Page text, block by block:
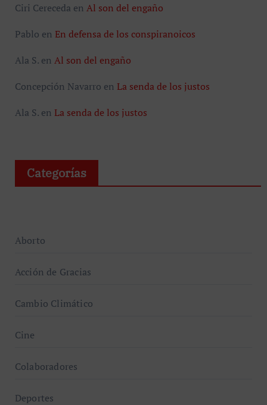
Ciri Cereceda en Al son del engaño
Pablo en En defensa de los conspiranoicos
Ala S.en Al son del engaño
Concepción Navarro en La senda de los justos
Ala S.en La senda de los justos
Categorías
Aborto
Acción de Gracias
Cambio Climático
Cine
Colaboradores
Deportes